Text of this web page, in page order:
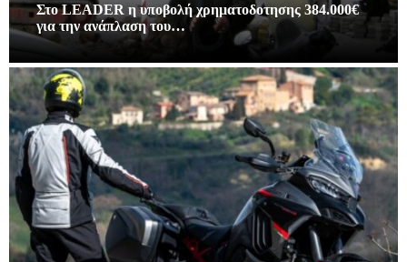
Στο LEADER η υποβολή χρηματοδοτησης 384.000€
για την ανάπλαση του…